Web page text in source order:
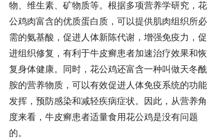
物、维生素、矿物质等。根据多项营养学研究，花
公鸡肉富含的优质蛋白质，可以提供肌肉组织所必
需的氨基酸，促进人体新陈代谢，增强免疫力，促
进组织修复，有利于牛皮癣患者加速治疗效果和恢
复身体健康。同时，花公鸡还富含一种叫做天冬酰
胺的营养物质，可以有效促进人体免疫系统的功能
发挥，预防感染和减轻疾病症状。因此，从营养角
度来看，牛皮癣患者适量食用花公鸡是没有问题
的。